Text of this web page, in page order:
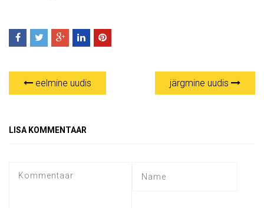
eelmine uudis järgmine uudis
LISA KOMMENTAAR